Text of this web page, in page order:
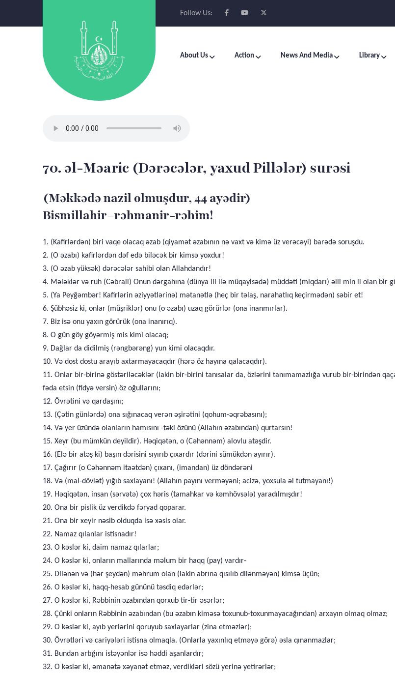
Follow Us:
About Us Action News And Media Library
70. əl-Məaric (Dərəcələr, yaxud Pillələr) surəsi
(Məkkədə nazil olmuşdur, 44 ayədir)
Bismillahir–rəhmanir-rəhim!
1. (Kafirlərdən) biri vaqe olacaq əzab (qiyamət əzabının nə vaxt və kimə üz verəcəyi) barədə soruşdu.
2. (O əzabı) kafirlərdən dəf edə biləcək bir kimsə yoxdur!
3. (O əzab yüksək) dərəcələr sahibi olan Allahdandır!
4. Mələklər və ruh (Cəbrail) Onun dərgahına (dünya ili ilə müqayisədə) müddəti (miqdarı) əlli min il olan bir
5. (Ya Peyğəmbər! Kafirlərin əziyyətlərinə) mətanətlə (heç bir təlaş, narahatlıq keçirmədən) səbir et!
6. Şübhəsiz ki, onlar (müşriklər) onu (o əzabı) uzaq görürlər (ona inanmırlar).
7. Biz isə onu yaxın görürük (ona inanırıq).
8. O gün göy göyərmiş mis kimi olacaq;
9. Dağlar da didilmiş (rəngbərəng) yun kimi olacaqdır.
10. Və dost dostu arayıb axtarmayacaqdır (hərə öz hayına qalacaqdır).
11. Onlar bir-birinə göstəriləcəklər (lakin bir-birini tanısalar da, özlərini tanımamazlığa vurub bir-birindən
fəda etsin (fidyə versin) öz oğullarını;
12. Övrətini və qardaşını;
13. (Çətin günlərdə) ona sığınacaq verən əşirətini (qohum-əqrəbasını);
14. Və yer üzündə olanların hamısını -təki özünü (Allahın əzabından) qurtarsın!
15. Xeyr (bu mümkün deyildir). Həqiqətən, o (Cəhənnəm) alovlu atəşdir.
16. (Elə bir atəş ki) başın dərisini sıyırıb çıxardır (dərini sümükdən ayırır).
17. Çağırır (o Cəhənnəm itaətdən) çıxanı, (imandan) üz döndərəni
18. Və (mal-dövlət) yığıb saxlayanı! (Allahın payını verməyəni; acizə, yoxsula əl tutmayanı!)
19. Həqiqətən, insan (sərvətə) çox həris (tamahkar və kəmhövsələ) yaradılmışdır!
20. Ona bir pislik üz verdikdə fəryad qoparar.
21. Ona bir xeyir nəsib olduqda isə xəsis olar.
22. Namaz qılanlar istisnadır!
23. O kəslər ki, daim namaz qılarlar;
24. O kəslər ki, onların mallarında məlum bir haqq (pay) vardır-
25. Dilənən və (hər şeydən) məhrum olan (lakin abrına qısılıb dilənməyən) kimsə üçün;
26. O kəslər ki, haqq-hesab gününü təsdiq edərlər;
27. O kəslər ki, Rəbbinin əzabından qorxub tir-tir əsərlər;
28. Çünki onların Rəbbinin əzabından (bu əzabın kiməsə toxunub-toxunmayacağından) arxayın olmaq olmaz;
29. O kəslər ki, ayıb yerlərini qoruyub saxlayarlar (zina etməzlər);
30. Övrətləri və cariyələri istisna olmaqla. (Onlarla yaxınlıq etməyə görə) əsla qınanmazlar;
31. Bundan artığını istəyənlər isə həddi aşanlardır;
32. O kəslər ki, əmanətə xəyanət etməz, verdikləri sözü yerinə yetirərlər;